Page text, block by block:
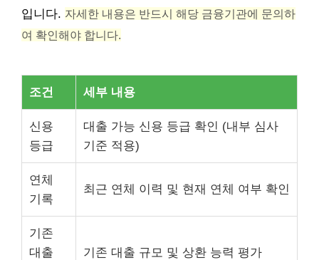
입니다. 자세한 내용은 반드시 해당 금융기관에 문의하
여 확인해야 합니다.
조건 세부 내용
신용
등급
대출 가능 신용 등급 확인 (내부 심사
기준 적용)
연체
기록
최근 연체 이력 및 현재 연체 여부 확인
기존
대출
기존 대출 규모 및 상환 능력 평가